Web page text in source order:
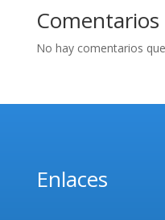
No hay comentarios
Enlaces